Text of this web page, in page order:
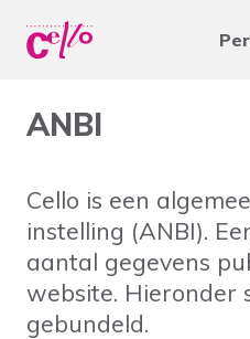
Voor vrijwilligers
Voor verwijzers
Over Cello
helpen?
Veelgebruikte zoektermen
ANBI
Cello is een
instelling (ANBI).
aantal gegevens
website. Hieronder
gebundeld.